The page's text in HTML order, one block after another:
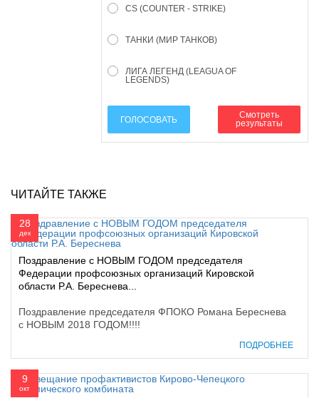
CS (COUNTER - STRIKE)
ТАНКИ (МИР ТАНКОВ)
ЛИГА ЛЕГЕНД (LEAGUA OF
LEGENDS)
ГОЛОСОВАТЬ
Смотреть
результаты
ЧИТАЙТЕ ТАКЖЕ
28
дек
Поздравление с НОВЫМ ГОДОМ председателя
Федерации профсоюзных организаций Кировской
области Р.А. Береснева...
Поздравление председателя ФПОКО Романа Береснева
с НОВЫМ 2018 ГОДОМ!!!!
ПОДРОБНЕЕ
9
окт